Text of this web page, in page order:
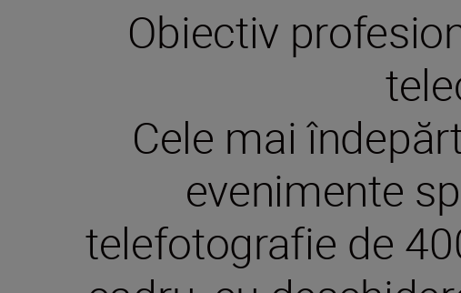
Obiectiv
Cele mai
evenimente
telefotografie de